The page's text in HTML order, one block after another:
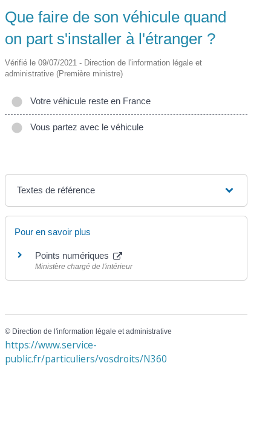
Que faire de son véhicule quand
on part s'installer à l'étranger ?
Vérifié le 09/07/2021 - Direction de l'information légale et
administrative (Première ministre)
Votre véhicule reste en France
Vous partez avec le véhicule
Textes de référence
Pour en savoir plus
Points numériques
Ministère chargé de l'intérieur
© Direction de l'information légale et administrative
https://www.service-
public.fr/particuliers/vosdroits/N360